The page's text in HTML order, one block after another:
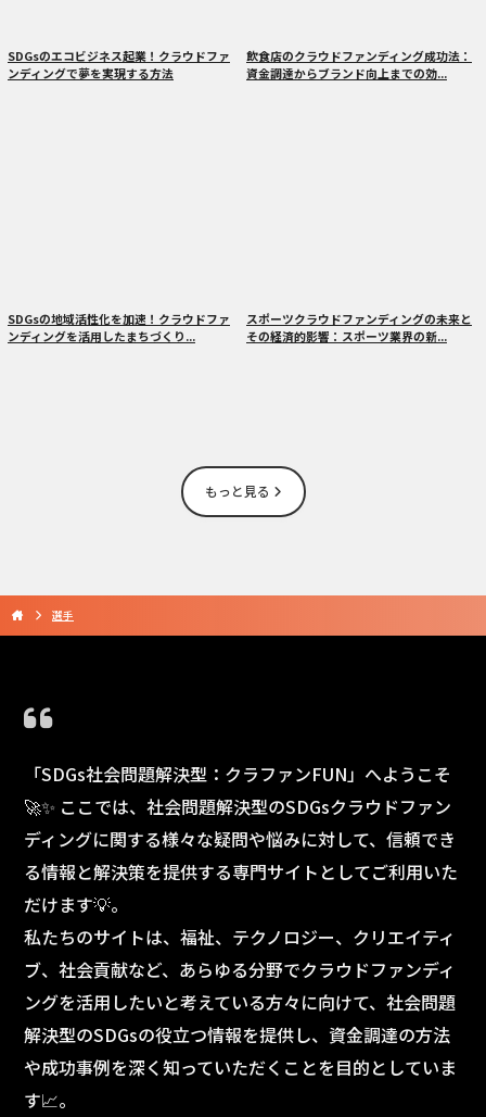
SDGsのエコビジネス起業！クラウドファ
ンディングで夢を実現する方法
飲食店のクラウドファンディング成功法：
資金調達からブランド向上までの効...
SDGsの地域活性化を加速！クラウドファ
ンディングを活用したまちづくり...
スポーツクラウドファンディングの未来と
その経済的影響：スポーツ業界の新...
もっと見る
選手
「SDGs社会問題解決型：クラファンFUN」へようこそ
🚀✨ ここでは、社会問題解決型のSDGsクラウドファン
ディングに関する様々な疑問や悩みに対して、信頼でき
る情報と解決策を提供する専門サイトとしてご利用いた
だけます💡。
私たちのサイトは、福祉、テクノロジー、クリエイティ
ブ、社会貢献など、あらゆる分野でクラウドファンディ
ングを活用したいと考えている方々に向けて、社会問題
解決型のSDGsの役立つ情報を提供し、資金調達の方法
や成功事例を深く知っていただくことを目的としていま
す📈。